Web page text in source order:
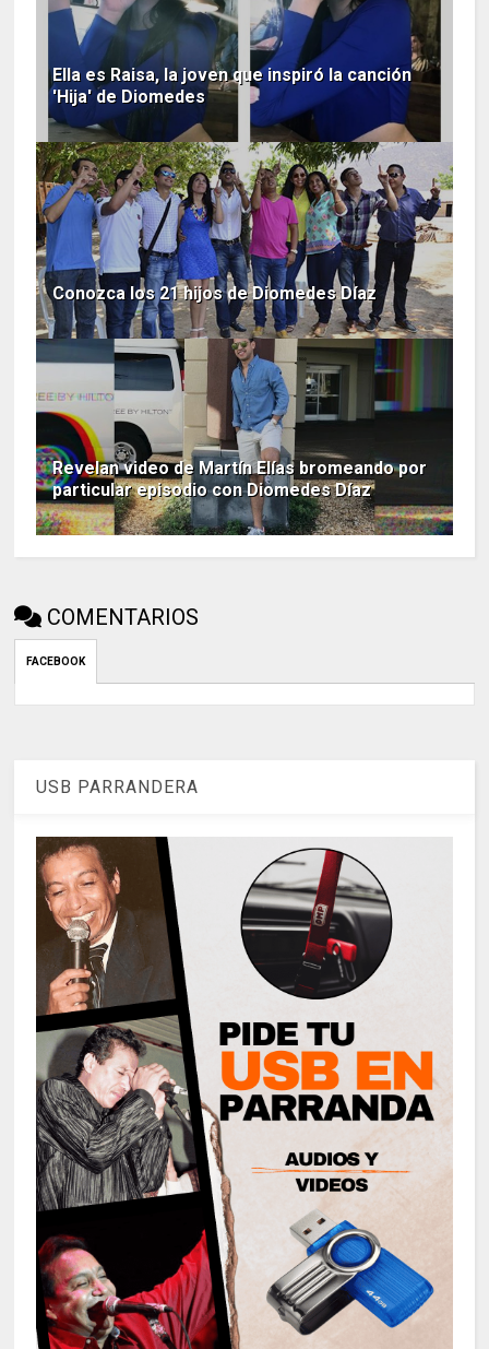
Ella es Raisa, la joven que inspiró la canción
'Hija' de Diomedes
Conozca los 21 hijos de Diomedes Díaz
Revelan video de Martín Elías bromeando por
particular episodio con Diomedes Díaz
COMENTARIOS
FACEBOOK
USB PARRANDERA